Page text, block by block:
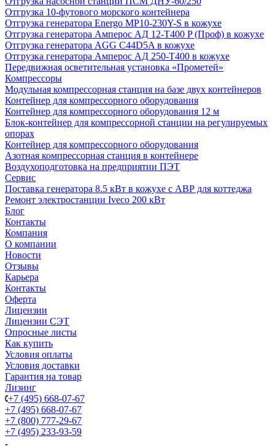
Отгрузка 10-футового морского контейнера
Отгрузка генератора Energo MP10-230Y-S в кожухе
Отгрузка генератора Амперос АД 12-Т400 P (Проф) в кожухе
Отгрузка генератора AGG C44D5A в кожухе
Отгрузка генератора Амперос АД 250-Т400 в кожухе
Передвижная осветительная установка «Прометей»
Компрессоры
Модульная компрессорная станция на базе двух контейнеров
Контейнер для компрессорного оборудования
Контейнер для компрессорного оборудования 12 м
Блок-контейнер для компрессорной станции на регулируемых
опорах
Контейнер для компрессорного оборудования
Азотная компрессорная станция в контейнере
Воздухоподготовка на предприятии ПЭТ
Сервис
Поставка генератора 8.5 кВт в кожухе с АВР для коттеджа
Ремонт электростанции Iveco 200 кВт
Блог
Контакты
Компания
О компании
Новости
Отзывы
Карьера
Контакты
Оферта
Лицензии
Лицензии СЭТ
Опросные листы
Как купить
Условия оплаты
Условия доставки
Гарантия на товар
Лизинг
+7 (495) 668-07-67
+7 (495) 668-07-67
+7 (800) 777-29-67
+7 (495) 233-93-59